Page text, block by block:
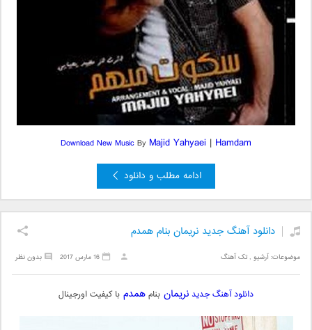
Download New MusicBy Majid Yahyaei | Hamdam
ادامه مطلب و دانلود
دانلود آهنگ جدید نریمان بنام همدم
موضوعات:آرشیو ,تک آهنگ بدون نظر 16 مارس 2017
دانلود آهنگ جدید نریمان بنامهمدم با کیفیت اورجینال